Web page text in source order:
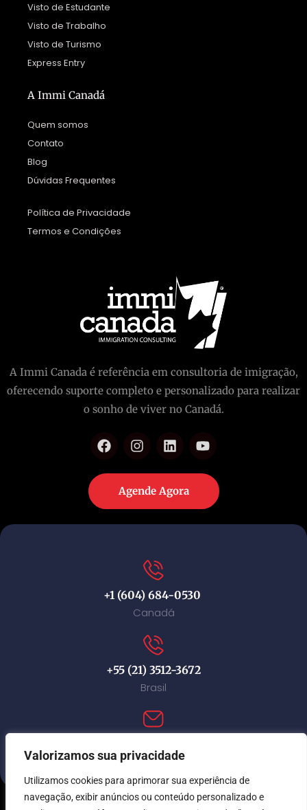
Valorizamos sua privacidade
Utilizamos cookies para aprimorar sua experiência de
navegação, exibir anúncios ou conteúdo personalizado e
Visto de Estudante
Visto de Trabalho
Visto de Turismo
Express Entry
A Immi Canadá
Quem somos
Contato
Blog
Dúvidas Frequentes
Política de Privacidade
Termos e Condições
A Immi Canada é referência em consultoria de imigração,
oferecendo suporte completo e personalizado para realizar
o sonho de viver no Canadá.
Agende Agora
+1 (604) 684-0530
Canadá
+55 (21) 3512-3672
Brasil